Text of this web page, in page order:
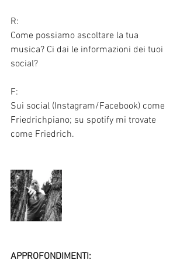
R:
Come possiamo ascoltare la tua
musica? Ci dai le informazioni dei tuoi
social?
F:
Sui social (Instagram/Facebook) come
Friedrichpiano; su spotify mi trovate
come Friedrich.
APPROFONDIMENTI: